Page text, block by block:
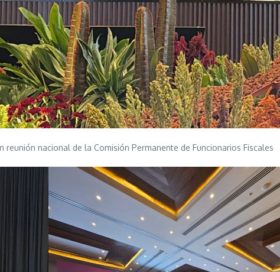
nacional de la Comisión Permanente de Funcionarios Fiscales